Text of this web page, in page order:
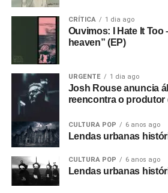
CRÍTICA 1 dia ago
Ouvimos: I Hate It Too
heaven” (EP)
URGENTE 1 dia ago
Josh Rouse anuncia
reencontra o produtor
CULTURA POP 6 anos ago
Lendas urbanas
CULTURA POP 6 anos ago
Lendas urbanas